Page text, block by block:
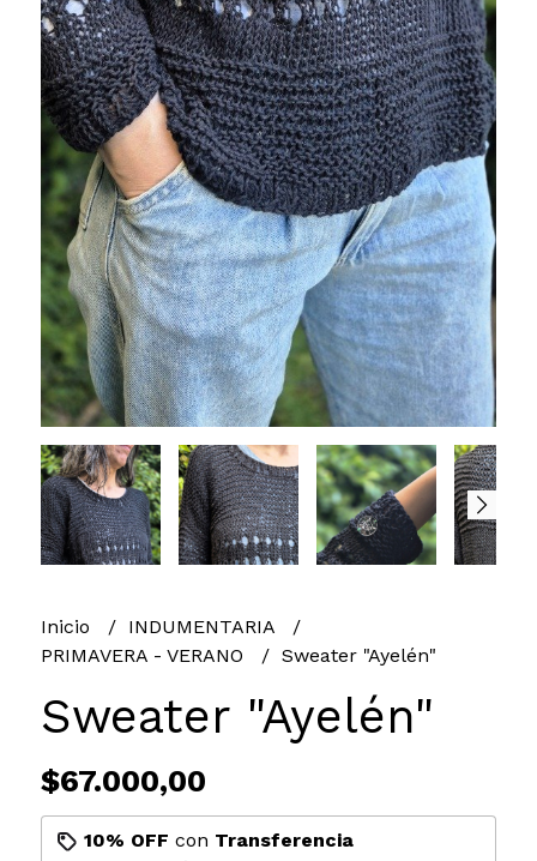
Inicio
INDUMENTARIA
PRIMAVERA - VERANO
Sweater "Ayelén"
Sweater "Ayelén"
$67.000,00
10% OFF con Transferencia